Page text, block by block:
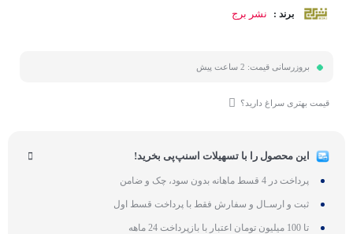
برند : نشر برج
بروزرسانی قیمت: 2 ساعت پیش
قیمت بهتری سراغ دارید؟
این محصول را با تسهیلات اسنپ‌پی بخرید!
پرداخت در 4 قسط ماهانه بدون سود، چک و ضامن
ثبت و ارسـال و سفارش فقط با پرداخت قسط اول
تا 100 میلیون تومان اعتبار با بازپرداخت 24 ماهه